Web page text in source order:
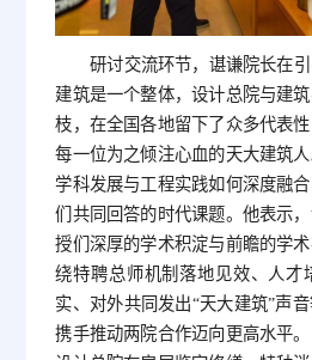
研讨交流环节，谌谦院长在
建筑是一个整体，设计总院与建
枝，在全国各地留下了众多代表
每一位为之倾注心血的天大建筑人
学科发展与工程实践如何深度融
们共同回答的时代课题。他表示
授们深厚的学术积淀与前瞻的学
绕特聘总师机制落地见效、人才
实、对外共同发出“天大建筑”声
携手推动两院合作迈向更高水平